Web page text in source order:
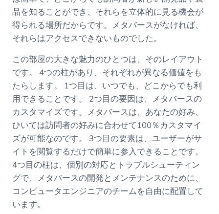
品を知ることができ、それらを立体的に見る機会が
得られる場所だからです。メタバースがなければ、
それらはアクセスできないものでした。
この部屋の大きな魅力のひとつは、そのレイアウト
です。 4つの柱があり、それぞれが異なる価値をも
たらします。 1つ目は、いつでも、どこからでも利
用できることです。 2つ目の要因は、メタバースの
カスタマイズです。メタバースは、あなたの好み、
ひいては訪問者の好みに合わせて100％カスタマイ
ズが可能なのです。 3つ目の要素は、ユーザーがサ
イトを閲覧するだけで簡単に参入できることです。
4つ目の柱は、個別の対応とトラブルシューティン
グで、メタバースの開発とメンテナンスのために、
コンピュータエンジニアのチームを自由に配置して
います。